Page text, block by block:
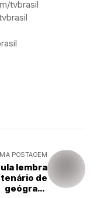
tvbrasil
POSTAGEM
lembra
de
geógrafo